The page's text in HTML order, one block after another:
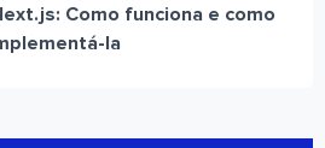
Como funciona e como
la